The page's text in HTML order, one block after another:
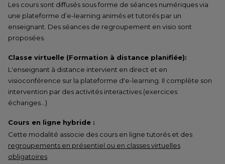
Les cours sont diffusés sous forme de séances numériques via
une plateforme d’e-learning animés et tutorés par un
enseignant. Des séances de regroupement en visio sont
proposées.
Classe virtuelle (Formation à distance planifiée):
L'enseignant à distance intervient en direct et en
visioconférence sur la plateforme d'e-learning. Il complète son
intervention par des activités interactives (exercices
échanges…)
Cours en ligne hybride :
Cette modalité associe des cours en ligne tutorés et des
regroupements en présentiel ou en classes virtuelles
obligatoires